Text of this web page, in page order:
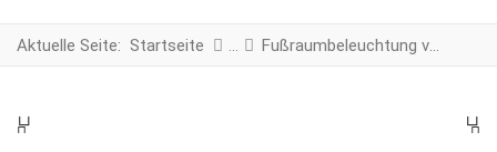
Aktuelle Seite: Startseite Fußraumbeleuchtung vorne und hinten